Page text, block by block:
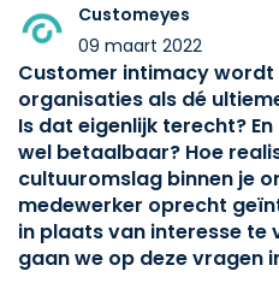
Customeyes
09 maart 2022
Customer intimacy
organisaties als dé
Is dat eigenlijk terecht?
wel betaalbaar? Hoe
cultuuromslag binnen je
medewerker oprecht
in plaats van interesse te
gaan we op deze vragen